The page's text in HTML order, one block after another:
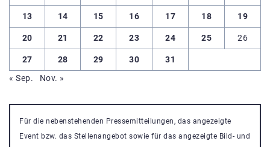
13 14 15 16 17 18 19
20 21 22 23 24 25 26
27 28 29 30
31
« Sep.
Nov. »
Für die nebenstehenden Pressemitteilungen, das angezeigte
Event bzw. das Stellenangebot sowie für das angezeigte Bild- und